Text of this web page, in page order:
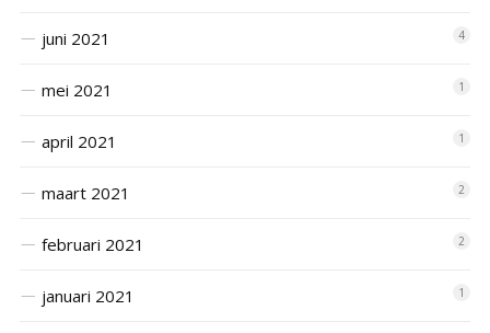
juni 2021 4
mei 2021 1
april 2021 1
maart 2021 2
februari 2021 2
januari 2021 1